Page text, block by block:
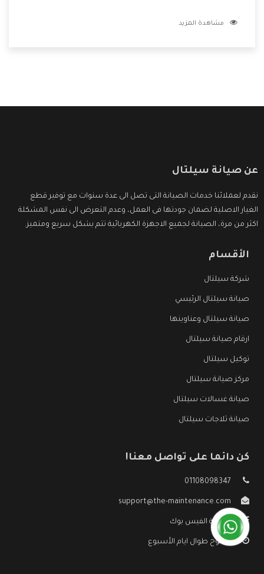
دون اى ازعاج كما أننا نهتم بكل ما يحتاجه المستهلك لكى نحافظ
مشاهدة المزيد
عن صيانة سيلتال
نقدم لعملائنا خدمات الصيانة التى تصل الى عدة سنوات مع توفير قطع
الغيار الاصلية لضمان جودتها فى العمل، وعدم التعرض الى نفس المشكلة
اكثر من مرة، الصيانة لجميع الاجهزة الكهربائية تتم بشكل سريع ومتميز.
الأقسام
شركة سيلتال
صيانة سيلتال الرئيسي
صيانة سيلتال وعناوينها
ارقام صيانة سيلتال
توكيل سيلتال
مركز صيانة سيلتال
صيانة غسالات سيلتال
صيانة ثلاجات سيلتال
كن دائما على تواصل معنا!
01108098347
support@the-maintenance.com
صفحة الفيس بوك
مفتوح طوال ايام الأسبوع